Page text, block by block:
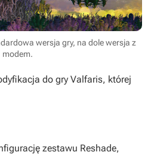
wersja gry, na dole wersja z
modem.
do gry Valfaris, której
zestawu Reshade,